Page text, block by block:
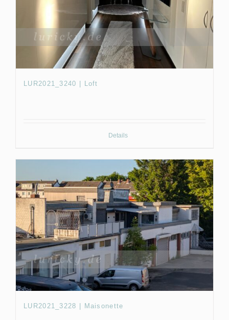
LUR2021_3240 | Loft
Details
LUR2021_3228 | Maisonette